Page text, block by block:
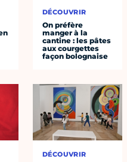
DÉCOUVRIR
On préfère
manger à la
cantine : les pâtes
aux courgettes
façon bolognaise
DÉCOUVRIR